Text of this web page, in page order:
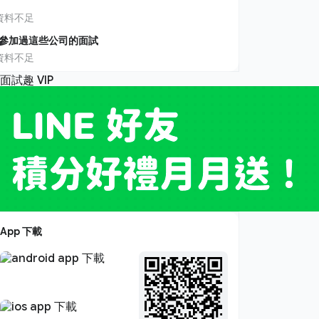
料不足
加過這些公司的面試
料不足
App 下載